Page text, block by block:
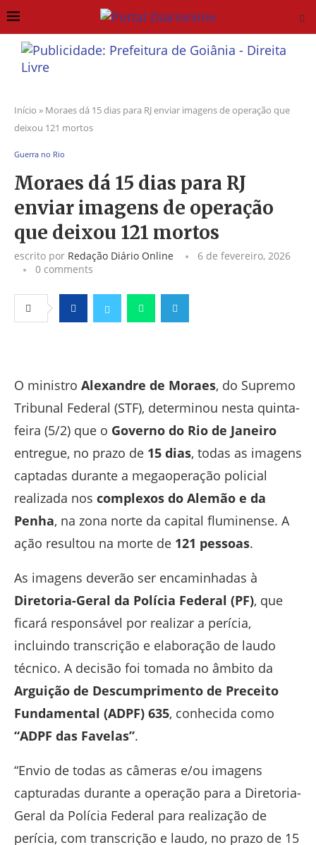
Início » Moraes dá 15 dias para RJ enviar imagens de operação que
deixou 121 mortos
Guerra no Rio
Moraes dá 15 dias para RJ
enviar imagens de operação
que deixou 121 mortos
escrito por Redação Diário Online
6 de fevereiro, 2026
0 comments
O ministro Alexandre de Moraes, do Supremo
Tribunal Federal (STF), determinou nesta quinta-
feira (5/2) que o Governo do Rio de Janeiro
entregue, no prazo de 15 dias, todas as imagens
captadas durante a megaoperação policial
realizada nos complexos do Alemão e da
Penha, na zona norte da capital fluminense. A
ação resultou na morte de 121 pessoas.
As imagens deverão ser encaminhadas à
Diretoria-Geral da Polícia Federal (PF), que
ficará responsável por realizar a perícia,
incluindo transcrição e elaboração de laudo
técnico. A decisão foi tomada no âmbito da
Arguição de Descumprimento de Preceito
Fundamental (ADPF) 635, conhecida como
“ADPF das Favelas”.
“Envio de todas as câmeras e/ou imagens
capturadas durante a operação para a Diretoria-
Geral da Polícia Federal para realização de
perícia, com transcrição e laudo, no prazo de 15